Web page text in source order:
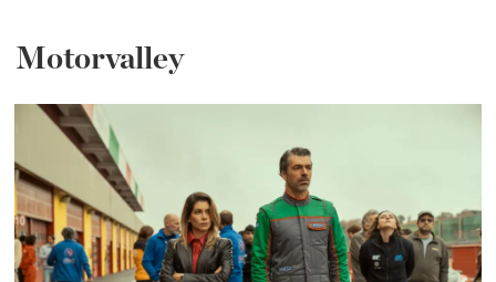
Motorvalley